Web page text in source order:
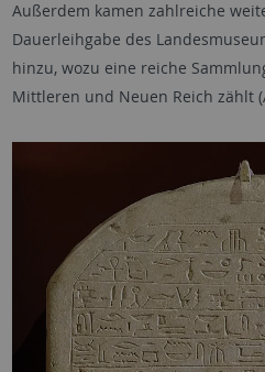
Außerdem kamen zahlreiche
Dauerleihgabe des
hinzu, wozu eine reiche
Mittleren und Neuen Reich zählt